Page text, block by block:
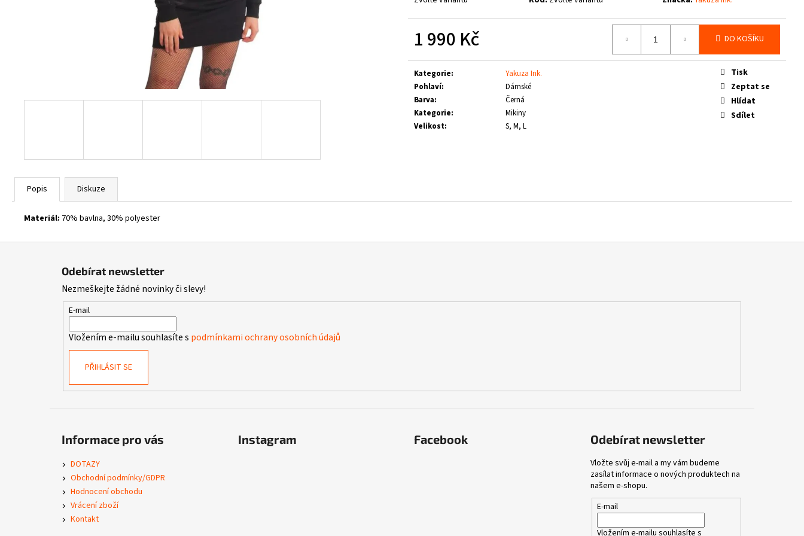
1 990 Kč
cena:
DO KOŠÍKU
Kategorie:
Yakuza Ink.
Pohlaví:
Dámské
Barva:
Černá
Kategorie:
Mikiny
Velikost: S, M, L
Tisk
Zeptat se
Hlídat
Sdílet
Popis Diskuze
Materiál: 70% bavlna, 30% polyester
790 Kč
Odebírat newsletter
Nezmeškejte žádné novinky či slevy!
E-mail
Vložením e-mailu souhlasíte s podmínkami ochrany osobních údajů
PŘIHLÁSIT SE
Informace pro vás
DOTAZY
Obchodní podmínky/GDPR
Hodnocení obchodu
Vrácení zboží
Kontakt
Instagram Facebook Odebírat newsletter
Vložte svůj e-mail a my vám budeme
zasílat informace o nových produktech na
našem e-shopu.
E-mail
Vložením e-mailu souhlasíte s